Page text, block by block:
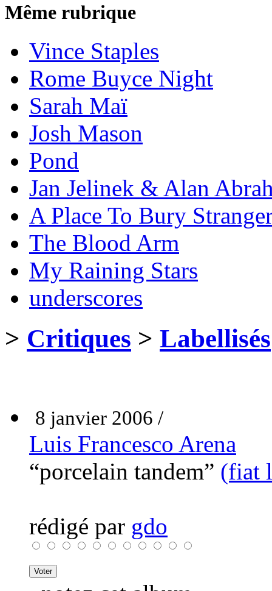
Même rubrique
Vince Staples
Rome Buyce Night
Sarah Maï
Josh Mason
Pond
Jan Jelinek & Alan
A Place To Bury
The Blood Arm
My Raining Stars
underscores
> Critiques > Labellisés
8 janvier 2006 /
Luis Francesco Arena
“porcelain tandem” (fiat
rédigé par gdo